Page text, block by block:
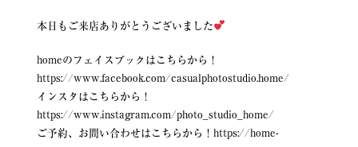
本日もご来店ありがとうございました
homeのフェイスブックはこちらから！
https://www.facebook.com/casualphotostudio.home/
インスタはこちらから！
https://www.instagram.com/photo_studio_home/
ご予約、お問い合わせはこちらから！https://home-